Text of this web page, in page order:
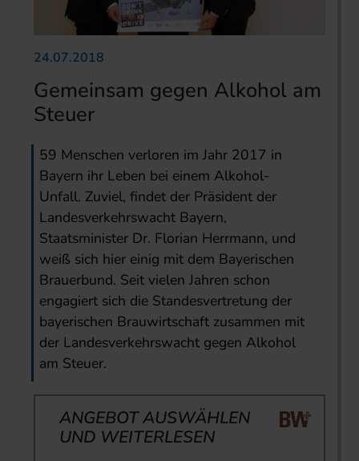
24.07.2018
Gemeinsam gegen Alkohol am
Steuer
59 Menschen verloren im Jahr 2017 in
Bayern ihr Leben bei einem Alkohol-
Unfall. Zuviel, findet der Präsident der
Landesverkehrswacht Bayern,
Staatsminister Dr. Florian Herrmann, und
weiß sich hier einig mit dem Bayerischen
Brauerbund. Seit vielen Jahren schon
engagiert sich die Standesvertretung der
bayerischen Brauwirtschaft zusammen mit
der Landesverkehrswacht gegen Alkohol
am Steuer.
ANGEBOT AUSWÄHLEN
UND WEITERLESEN